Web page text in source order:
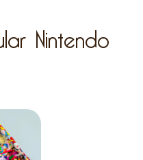
Nintendo